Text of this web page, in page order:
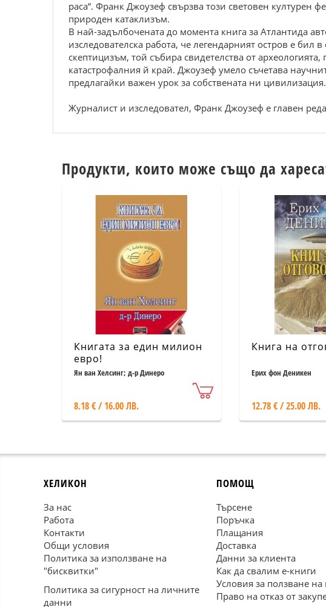
раса“. Франк Джоузеф свързва този световен културен
природен катаклизъм.
В най-задълбочената до момента книга за Атлантида
изследователска работа, че легендарният остров е
скептицизъм, той събира свидетелства от
катастрофалния й край. Джоузеф умело съчетава
предлагайки важен урок за собствената ни цивилизация.
Журналист и изследовател, Франк Джоузеф е главен
Продукти, които може също да
Книгата за един милион
евро!
Ян ван Хелсинг; д-р Динеро
8.18 € / 16.00 ЛВ.
Книга на
Ерих фон Деникен
12.78 € / 25.00 ЛВ.
ХЕЛИКОН
За нас
Работа
Контакти
Общи условия
Политика за използване на
"бисквитки"
Политика за сигурност на личните
данни
ПОМОЩ
Търсене
Поръчка
Плащания
Доставка
Данни за клиента
Как да свалим е-книги
Условия за ползване на
Право на отказ от